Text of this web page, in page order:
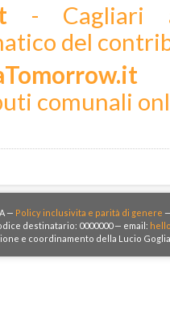
- Cagliari
del
comunali
— Policy inclusivita e parità di genere
destinatario: 0000000 — email:
e coordinamento della Lucio